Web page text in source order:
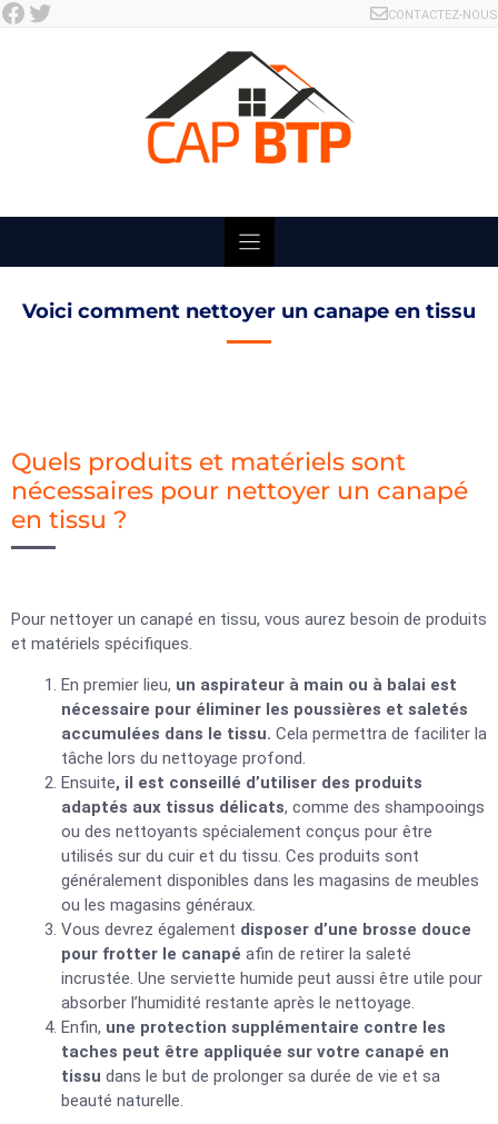
Skip
Facebook Twitter CONTACTEZ-NOUS
Voici comment nettoyer un canape en tissu
Quels produits et matériels sont
nécessaires pour nettoyer un canapé
en tissu ?
Pour nettoyer un canapé en tissu, vous aurez besoin de produits
et matériels spécifiques.
En premier lieu, un aspirateur à main ou à balai est
nécessaire pour éliminer les poussières et saletés
accumulées dans le tissu. Cela permettra de faciliter la
tâche lors du nettoyage profond.
Ensuite, il est conseillé d’utiliser des produits
adaptés aux tissus délicats, comme des shampooings
ou des nettoyants spécialement conçus pour être
utilisés sur du cuir et du tissu. Ces produits sont
généralement disponibles dans les magasins de meubles
ou les magasins généraux.
Vous devrez également disposer d’une brosse douce
pour frotter le canapé afin de retirer la saleté
incrustée. Une serviette humide peut aussi être utile pour
absorber l’humidité restante après le nettoyage.
Enfin, une protection supplémentaire contre les
taches peut être appliquée sur votre canapé en
tissu dans le but de prolonger sa durée de vie et sa
beauté naturelle.